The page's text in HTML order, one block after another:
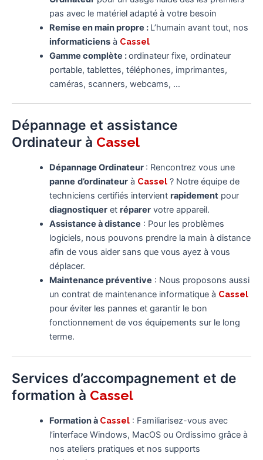
pas avec le matériel adapté à votre besoin
Remise en main propre : L’humain avant tout, nos
informaticiensà Cassel
Gamme complète :ordinateur fixe, ordinateur
portable, tablettes, téléphones, imprimantes,
caméras, scanners, webcams, …
Dépannage et assistance
Ordinateur à Cassel
Dépannage Ordinateur : Rencontrez vous une
panne d’ordinateurà Cassel ? Notre équipe de
techniciens certifiés intervient rapidementpour
diagnostiqueret réparervotre appareil.
Assistance à distance : Pour les problèmes
logiciels, nous pouvons prendre la main à distance
afin de vous aider sans que vous ayez à vous
déplacer.
Maintenance préventive : Nous proposons aussi
un contrat de maintenance informatique à Cassel
pour éviter les pannes et garantir le bon
fonctionnement de vos équipements sur le long
terme.
Services d’accompagnement et de
formation à Cassel
Formation à Cassel : Familiarisez-vous avec
l’interface Windows, MacOS ou Ordissimo grâce à
nos ateliers pratiques et nos supports